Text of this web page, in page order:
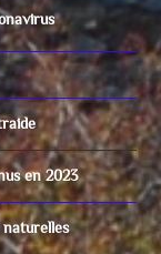
en 2023